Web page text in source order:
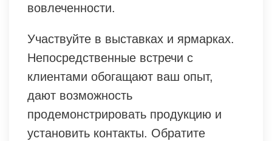
вовлеченности.
Участвуйте в выставках и ярмарках.
Непосредственные встречи с
клиентами обогащают ваш опыт,
дают возможность
продемонстрировать продукцию и
установить контакты. Обратите